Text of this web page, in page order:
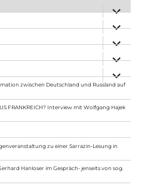
anzeigen
anzeigen
anzeigen
anzeigen
anzeigen
zwischen Deutschland und Russland auf
FRANKREICH? Interview mit Wolfgang Hajek
zu einer Sarrazin-Lesung in
Hanloser im Gespräch- jenseits von sog.